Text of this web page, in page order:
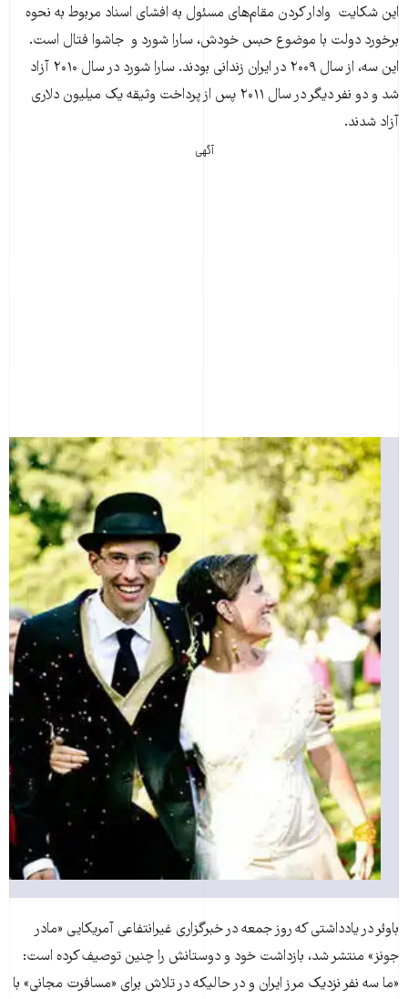
این شکايت وادار کردن مقام‌های مسئول به افشای اسناد مربوط به نحوه
برخورد دولت با موضوع حبس خودش، سارا شورد و جاشوا فتال است.
این سه، از سال ۲۰۰۹ در ایران زندانی بودند. سارا شورد در سال ۲۰۱۰ آزاد
شد و دو نفر دیگر در سال ۲۰۱۱ پس از پرداخت وثیقه یک میلیون دلاری
آزاد شدند.
آگهی
باوئر در يادداشتی که روز جمعه در خبرگزاری غیرانتفاعی آمريکايی «مادر
جونز» منتشر شد، بازداشت خود و دوستانش را چنين توصيف کرده است:
«ما سه نفر نزديک مرز ايران و در حاليکه در تلاش برای «مسافرت مجانی» با